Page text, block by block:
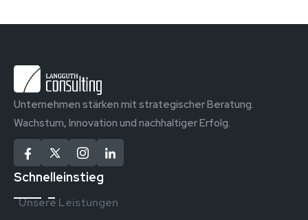
Unternehmen stärken mit strategischer Beratung.
Wachstum, Innovation und nachhaltiger Erfolg.
Schnelleinstieg
Unsere Leistungen